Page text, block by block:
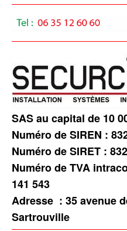
SAS au capital de 10
Numéro de SIREN :
Numéro de SIRET :
Numéro de TVA
141 543
Adresse : 35 avenue
Sartrouville